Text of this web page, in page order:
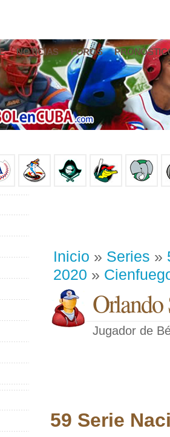
NOTICIAS FOROS
Inicio » Series »
2020 »
Orlando
Jugador de
59 Serie